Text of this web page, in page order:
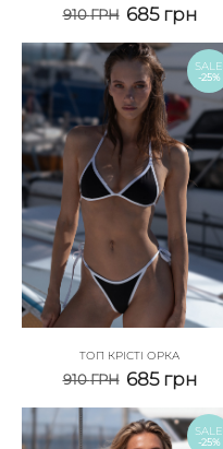
910ГРН 685 грн
SALE
-25%
ТОП КРІСТІ ОРКА
910ГРН 685 грн
SALE
-25%